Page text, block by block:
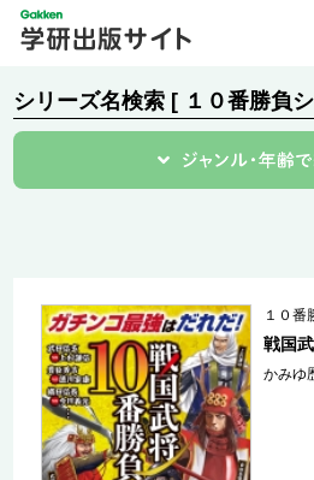
シリーズ名検索 [ １０番勝負
１０番
戦国
かみゆ